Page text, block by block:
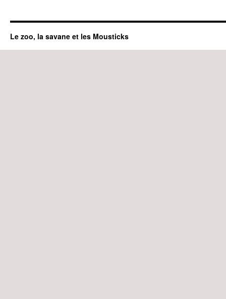
Le zoo, la savane et les Mousticks